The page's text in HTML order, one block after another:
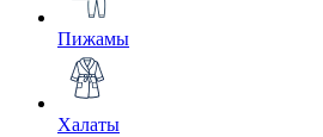
Пижамы
Халаты